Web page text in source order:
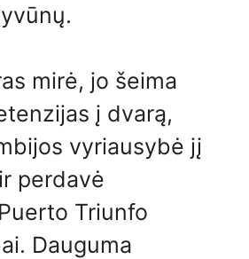
mirė, jo šeima
į dvarą,
vyriausybė jį
perdavė
Triunfo
Dauguma